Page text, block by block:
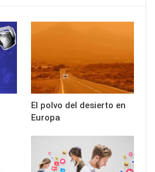
El polvo del desierto en
Europa